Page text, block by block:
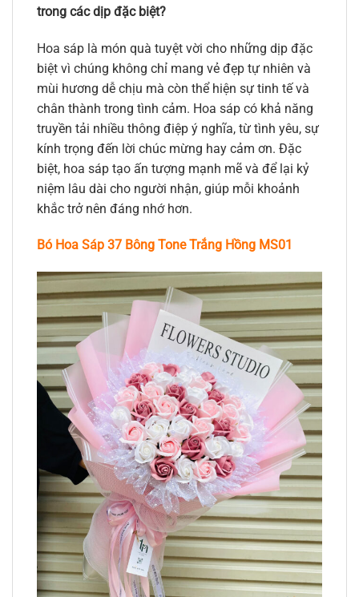
trong các dịp đặc biệt?
Hoa sáp là món quà tuyệt vời cho những dịp đặc
biệt vì chúng không chỉ mang vẻ đẹp tự nhiên và
mùi hương dễ chịu mà còn thể hiện sự tinh tế và
chân thành trong tình cảm. Hoa sáp có khả năng
truyền tải nhiều thông điệp ý nghĩa, từ tình yêu, sự
kính trọng đến lời chúc mừng hay cảm ơn. Đặc
biệt, hoa sáp tạo ấn tượng mạnh mẽ và để lại kỷ
niệm lâu dài cho người nhận, giúp mỗi khoảnh
khắc trở nên đáng nhớ hơn.
Bó Hoa Sáp 37 Bông Tone Trắng Hồng MS01